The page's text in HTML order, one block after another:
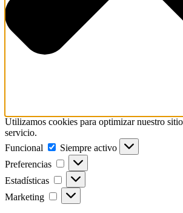
Utilizamos cookies para optimizar nuestro
servicio.
Funcional
Funcional
Siempre activo
Preferencias
Preferencias
Estadísticas Estadísticas
Marketing Marketing